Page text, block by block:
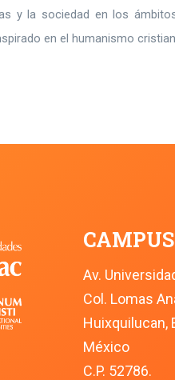
y la sociedad en los
en el humanismo
Av.
Col. Lomas
Huixquilucan,
México
C.P. 52786.